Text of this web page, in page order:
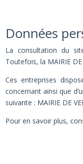
Données
La consultation du
Toutefois, la MAIRIE
Ces entreprises
concernant ainsi que
suivante : MAIRIE DE
Pour en savoir plus,